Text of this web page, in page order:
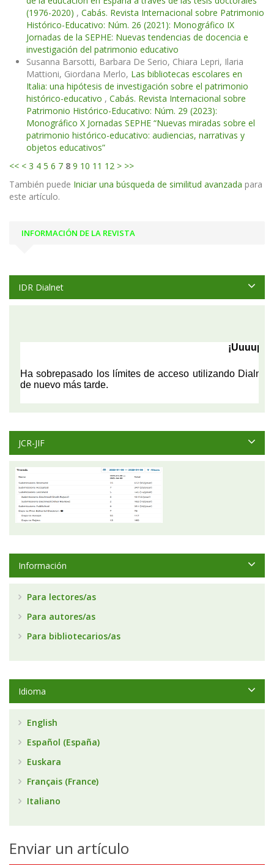
(1976-2020) , Cabás. Revista Internacional sobre Patrimonio
Histórico-Educativo: Núm. 26 (2021): Monográfico IX
Jornadas de la SEPHE: Nuevas tendencias de docencia e
investigación del patrimonio educativo
Susanna Barsotti, Barbara De Serio, Chiara Lepri, Ilaria
Mattioni, Giordana Merlo, Las bibliotecas escolares en
Italia: una hipótesis de investigación sobre el patrimonio
histórico-educativo , Cabás. Revista Internacional sobre
Patrimonio Histórico-Educativo: Núm. 29 (2023):
Monográfico X Jornadas SEPHE “Nuevas miradas sobre el
patrimonio histórico-educativo: audiencias, narrativas y
objetos educativos”
<< < 3 4 5 6 7 8 9 10 11 12 > >>
También puede Iniciar una búsqueda de similitud avanzada para
este artículo.
INFORMACIÓN DE LA REVISTA
IDR Dialnet
JCR-JIF
Información
Para lectores/as
Para autores/as
Para bibliotecarios/as
Idioma
English
Español (España)
Euskara
Français (France)
Italiano
Enviar un artículo